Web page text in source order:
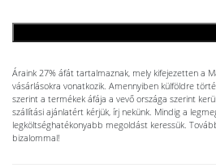
Áraink 27% áfát tartalmaznak, mely kifejezetten a
vásárlásokra vonatkozik. Amennyiben külföldre
szerint a termékek áfája a vevő országa szerint
szállítási ajánlatért kérjük, írj nekünk. Mindig a
legköltséghatékonyabb megoldást keressük.
bizalommal!